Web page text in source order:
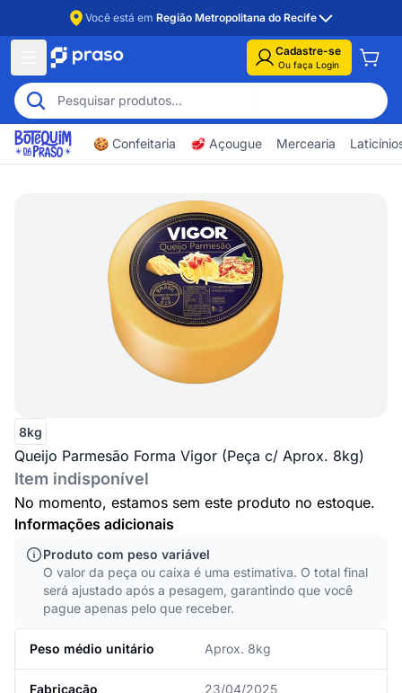
Você está em Região Metropolitana do Recife
Cadastre-se
Ou faça Login
🍪 Confeitaria 🥩 Açougue Mercearia
Informações adicionais
Produto com peso variável
O valor da peça ou caixa é uma estimativa. O total final
será ajustado após a pesagem, garantindo que você
pague apenas pelo que receber.
Peso médio unitário Aprox. 8kg
Fabricação 23/04/2025
8kg
Queijo Parmesão Forma Vigor (Peça c/ Aprox. 8kg)
Item indisponível
No momento, estamos sem este produto no estoque.